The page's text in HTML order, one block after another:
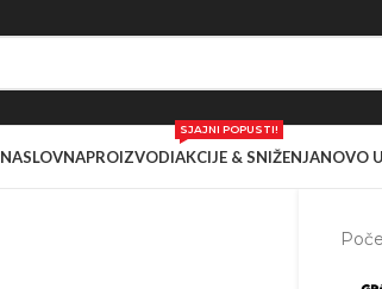
NASLOVNAPROIZVODIAKCIJE & SNIŽENJA
SJAJNI POPUSTI!
NOVO